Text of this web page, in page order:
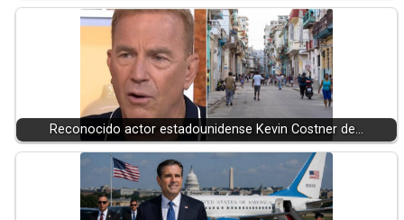
Reconocido actor estadounidense Kevin Costner de…